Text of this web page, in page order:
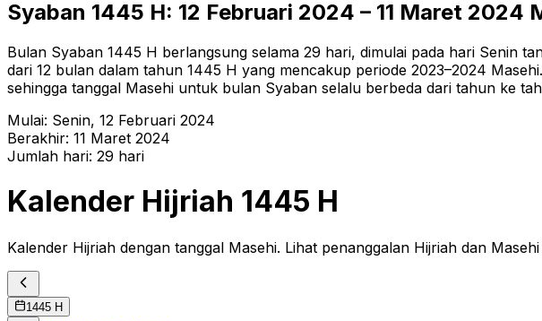
Syaban 1445 H: 12 Februari 2024 – 11 Maret 2024
Bulan Syaban 1445 H berlangsung selama 29 hari, dimulai pada hari Senin
dari 12 bulan dalam tahun 1445 H yang mencakup periode 2023–2024
sehingga tanggal Masehi untuk bulan Syaban selalu berbeda dari tahun ke
Mulai: Senin, 12 Februari 2024
Berakhir: 11 Maret 2024
Jumlah hari: 29 hari
Kalender Hijriah 1445 H
Kalender Hijriah dengan tanggal Masehi. Lihat penanggalan Hijriah dan
1445 H